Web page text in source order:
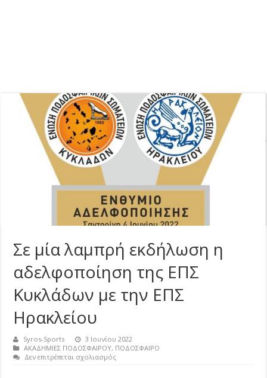
Σε μία λαμπρή εκδήλωση η
αδελφοποίηση της ΕΠΣ
Κυκλάδων με την ΕΠΣ
Ηρακλείου
Syros-Sports
3 Ιουνίου 2022
ΑΚΑΔΗΜΙΕΣ ΠΟΔΟΣΦΑΙΡΟΥ, ΠΟΔΟΣΦΑΙΡΟ
Δεν επιτρέπεται σχολιασμόςστο